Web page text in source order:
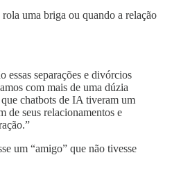
uma briga ou quando a relação
essas separações e divórcios
com mais de uma dúzia
chatbots de IA tiveram um
de seus relacionamentos e
um “amigo” que não tivesse